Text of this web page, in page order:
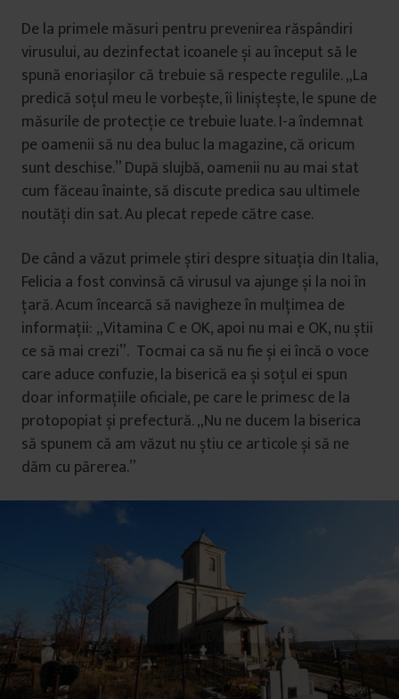
De la primele măsuri pentru prevenirea răspândiri
virusului, au dezinfectat icoanele și au început să le
spună enoriașilor că trebuie să respecte regulile. „La
predică soțul meu le vorbește, îi liniștește, le spune de
măsurile de protecție ce trebuie luate. I-a îndemnat
pe oamenii să nu dea buluc la magazine, că oricum
sunt deschise.” După slujbă, oamenii nu au mai stat
cum făceau înainte, să discute predica sau ultimele
noutăți din sat. Au plecat repede către case.
De când a văzut primele știri despre situația din Italia,
Felicia a fost convinsă că virusul va ajunge și la noi în
țară. Acum încearcă să navigheze în mulțimea de
informații: „Vitamina C e OK, apoi nu mai e OK, nu știi
ce să mai crezi”. Tocmai ca să nu fie și ei încă o voce
care aduce confuzie, la biserică ea și soțul ei spun
doar informațiile oficiale, pe care le primesc de la
protopopiat și prefectură. „Nu ne ducem la biserica
să spunem că am văzut nu știu ce articole și să ne
dăm cu părerea.”